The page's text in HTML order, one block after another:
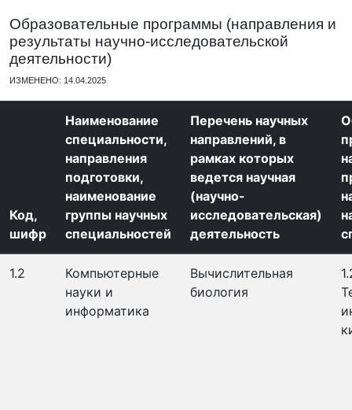
Образовательные программы (направления и
результаты научно-исследовательской
деятельности)
ИЗМЕНЕНО: 14.04.2025
Код,
шифр
Наименование
специальности,
направления
подготовки,
наименование
группы научных
специальностей
Перечень научных
направлений, в
рамках которых
ведется научная
(научно-
исследовательская)
деятельность
1.2
Компьютерные
науки и
информатика
Вычислительная
биология